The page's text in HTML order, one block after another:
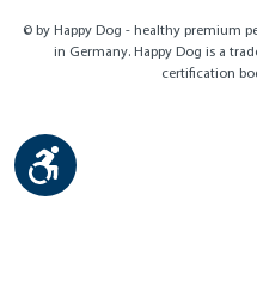
© by Happy Dog - healthy premium
in Germany. Happy Dog is a
certification
Show toolbar